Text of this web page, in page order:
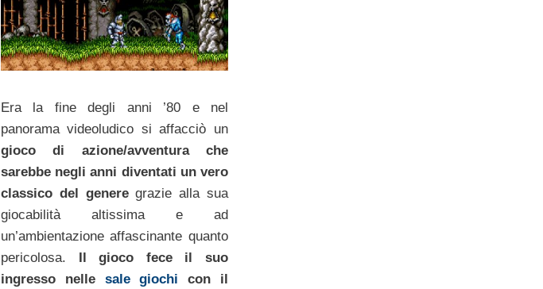
Era la fine degli anni ’80 e nel
panorama videoludico si affacciò un
gioco di azione/avventura che
sarebbe negli anni diventati un vero
classico del generegrazie alla sua
giocabilità altissima e ad
un’ambientazione affascinante quanto
pericolosa.
Il gioco fece il suo
ingresso nelle sale giochicon il